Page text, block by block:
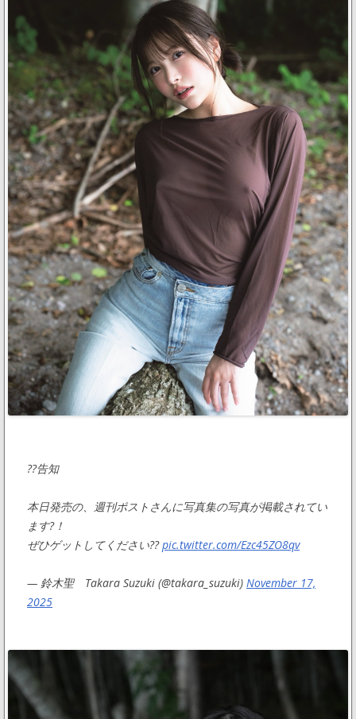
??告知
本日発売の、週刊ポストさんに写真集の写真が掲載されてい
ます?！
ぜひゲットしてください??pic.twitter.com/Ezc45ZO8qv
— 鈴木聖 Takara Suzuki (@takara_suzuki) November 17,
2025